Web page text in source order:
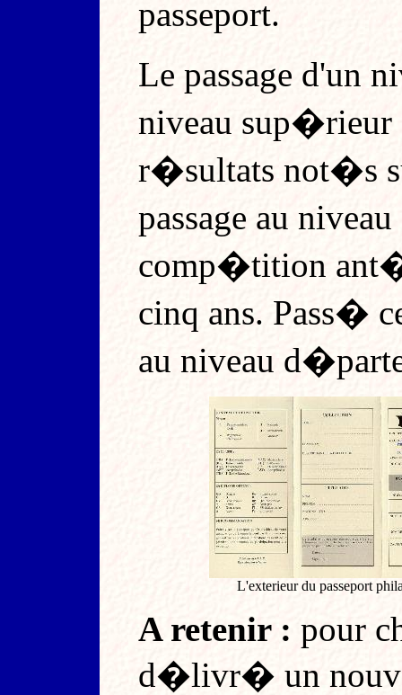
passeport.
Le passage d'un
niveau sup�rieur
r�sultats not�s
passage au
comp�tition
cinq ans. Pass�
au niveau
L'exterieur du passeport
A retenir : pour
d�livr� un